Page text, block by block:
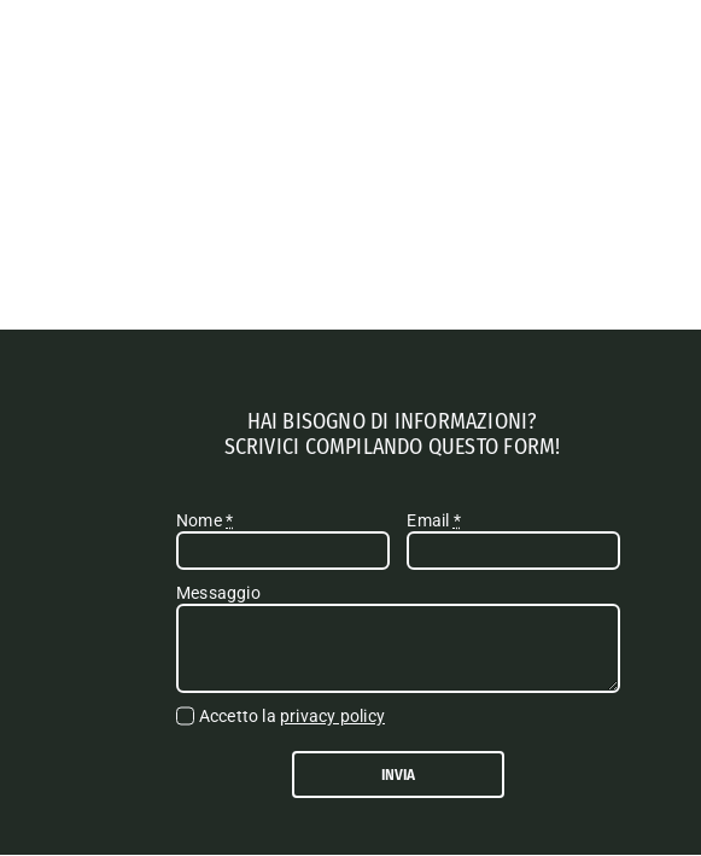
HAI BISOGNO DI INFORMAZIONI?
SCRIVICI COMPILANDO QUESTO FORM!
Nome* Email *
Messaggio
Accetto la privacy policy
INVIA